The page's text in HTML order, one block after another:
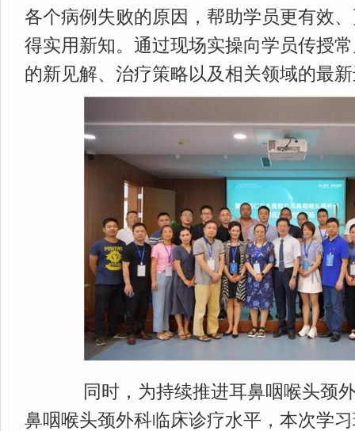
各个病例失败的原因，帮助学员更有效
得实用新知。通过现场实操向学员传授
的新见解、治疗策略以及相关领域的最
同时，为持续推进耳鼻咽喉头颈外
鼻咽喉头颈外科临床诊疗水平，本次学